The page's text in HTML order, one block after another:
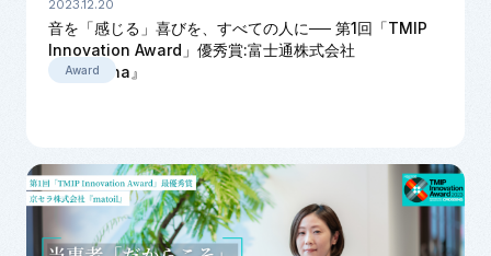
2023.12.20
音を「感じる」喜びを、すべての人に── 第1回「TMIP
Innovation Award」優秀賞:富士通株式会社
『Ontenna』
Award